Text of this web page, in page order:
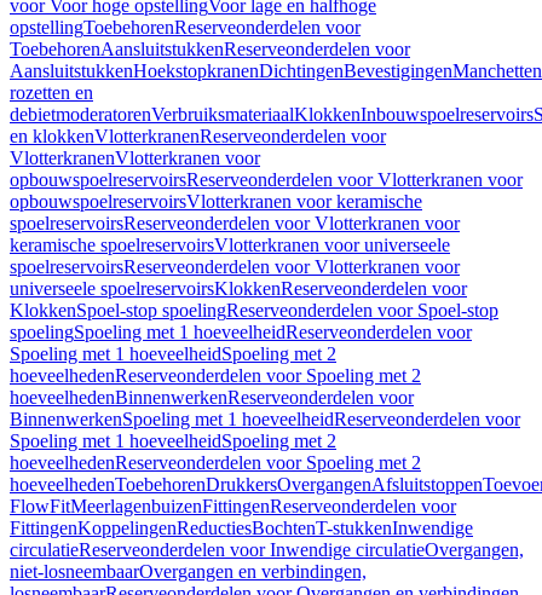
voor Voor hoge opstellingVoor lage en halfhoge
opstellingToebehorenReserveonderdelen voor
ToebehorenAansluitstukkenReserveonderdelen voor
AansluitstukkenHoekstopkranenDichtingenBevestigingenManchetten
rozetten en
debietmoderatorenVerbruiksmateriaalKlokkenInbouwspoelreservoirs
en klokkenVlotterkranenReserveonderdelen voor
VlotterkranenVlotterkranen voor
opbouwspoelreservoirsReserveonderdelen voor Vlotterkranen voor
opbouwspoelreservoirsVlotterkranen voor keramische
spoelreservoirsReserveonderdelen voor Vlotterkranen voor
keramische spoelreservoirsVlotterkranen voor universeele
spoelreservoirsReserveonderdelen voor Vlotterkranen voor
universeele spoelreservoirsKlokkenReserveonderdelen voor
KlokkenSpoel-stop spoelingReserveonderdelen voor Spoel-stop
spoelingSpoeling met 1 hoeveelheidReserveonderdelen voor
Spoeling met 1 hoeveelheidSpoeling met 2
hoeveelhedenReserveonderdelen voor Spoeling met 2
hoeveelhedenBinnenwerkenReserveonderdelen voor
BinnenwerkenSpoeling met 1 hoeveelheidReserveonderdelen voor
Spoeling met 1 hoeveelheidSpoeling met 2
hoeveelhedenReserveonderdelen voor Spoeling met 2
hoeveelhedenToebehorenDrukkersOvergangenAfsluitstoppen
FlowFitMeerlagenbuizenFittingenReserveonderdelen voor
FittingenKoppelingenReductiesBochtenT-stukkenInwendige
circulatieReserveonderdelen voor Inwendige circulatieOvergangen,
niet-losneembaarOvergangen en verbindingen,